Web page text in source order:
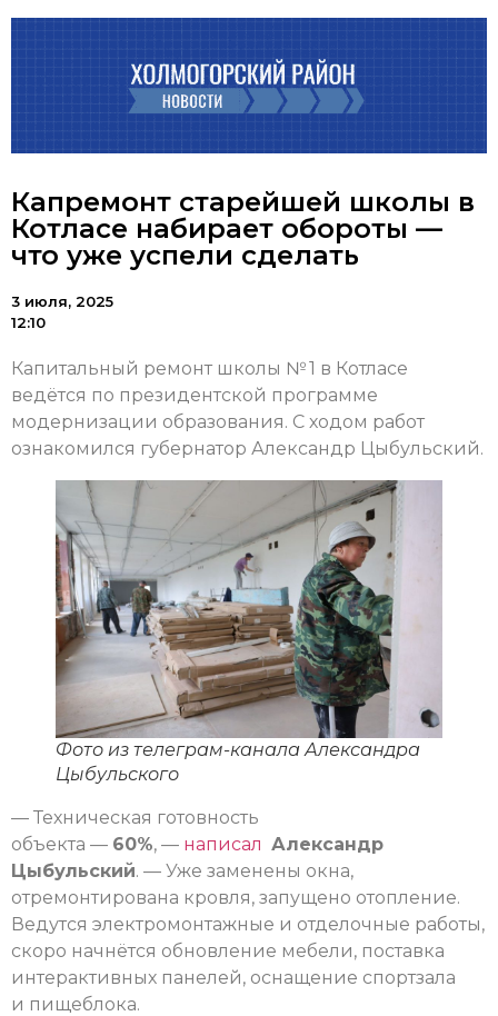
Капремонт старейшей школы в
Котласе набирает обороты —
что уже успели сделать
3 июля, 2025
12:10
Капитальный ремонт школы № 1 в Котласе
ведётся по президентской программе
модернизации образования. С ходом работ
ознакомился губернатор Александр Цыбульский.
Фото из телеграм-канала Александра
Цыбульского
— Техническая готовность
объекта — 60%, — написал Александр
Цыбульский. — Уже заменены окна,
отремонтирована кровля, запущено отопление.
Ведутся электромонтажные и отделочные работы,
скоро начнётся обновление мебели, поставка
интерактивных панелей, оснащение спортзала
и пищеблока.